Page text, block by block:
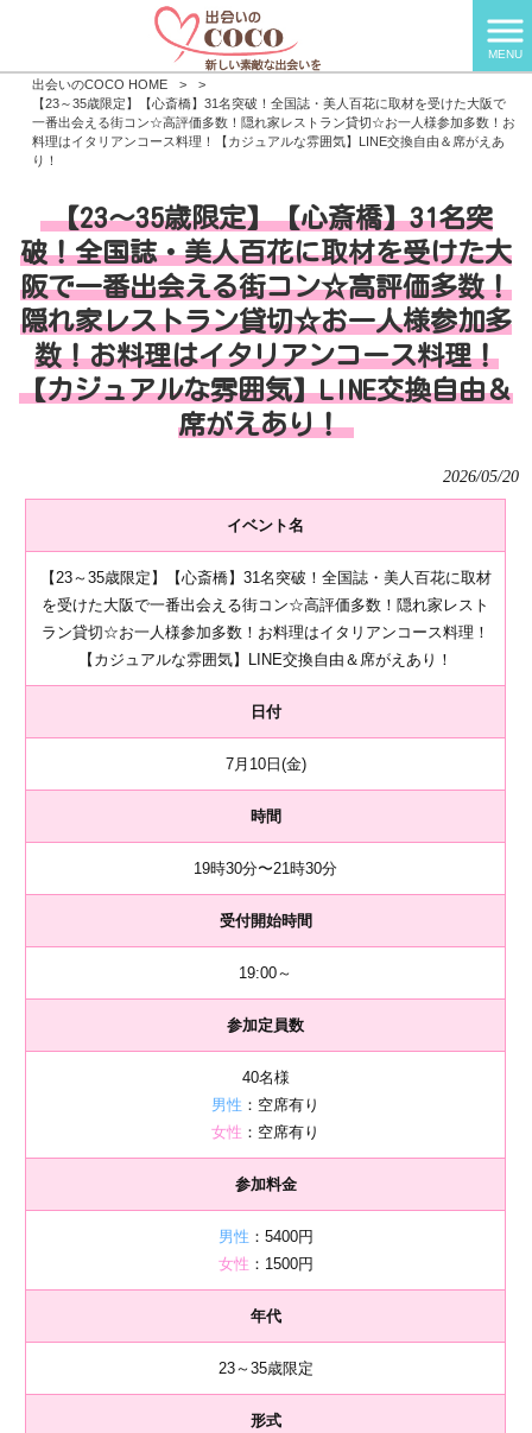
MENU
出会いのCOCO HOME >
>
【23～35歳限定】【心斎橋】31名突破！全国誌・美人百花に取材を受けた大阪で
一番出会える街コン☆高評価多数！隠れ家レストラン貸切☆お一人様参加多数！お
料理はイタリアンコース料理！【カジュアルな雰囲気】LINE交換自由＆席がえあ
り！
【23～35歳限定】【心斎橋】31名突
破！全国誌・美人百花に取材を受けた大
阪で一番出会える街コン☆高評価多数！
隠れ家レストラン貸切☆お一人様参加多
数！お料理はイタリアンコース料理！
【カジュアルな雰囲気】LINE交換自由＆
席がえあり！
2026/05/20
イベント名
【23～35歳限定】【心斎橋】31名突破！全国誌・美人百花に取材
を受けた大阪で一番出会える街コン☆高評価多数！隠れ家レスト
ラン貸切☆お一人様参加多数！お料理はイタリアンコース料理！
【カジュアルな雰囲気】LINE交換自由＆席がえあり！
日付
7月10日(金)
時間
19時30分〜21時30分
受付開始時間
19:00～
参加定員数
40名様
男性 ：空席有り
女性 ：空席有り
参加料金
男性 ：5400円
女性 ：1500円
年代
23～35歳限定
形式